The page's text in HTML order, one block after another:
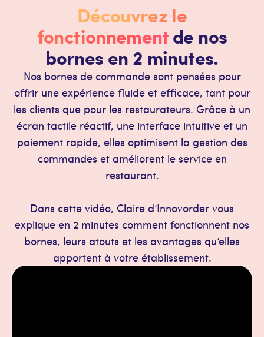
Découvrez le
fonctionnementde nos
bornes en 2 minutes.
Nos bornes de commande sont pensées pour
offrir une expérience fluide et efficace, tant pour
les clients que pour les restaurateurs. Grâce à un
écran tactile réactif, une interface intuitive et un
paiement rapide, elles optimisent la gestion des
commandes et améliorent le service en
restaurant.
Dans cette vidéo, Claire d’Innovorder vous
explique en 2 minutes comment fonctionnent nos
bornes, leurs atouts et les avantages qu’elles
apportent à votre établissement.